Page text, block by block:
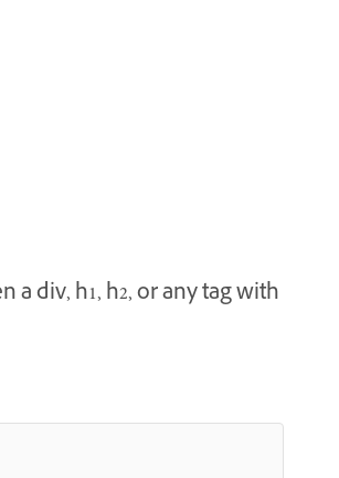
a div, h1, h2, or any tag with